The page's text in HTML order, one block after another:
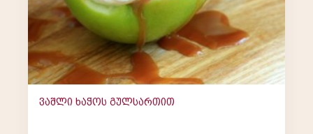
ვაშლი ხაჭოს გულსართით